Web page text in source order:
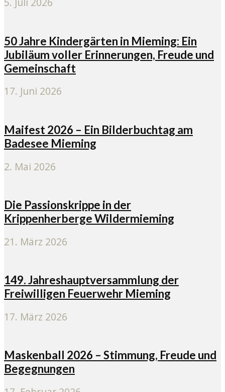
50 Jahre Kindergärten in Mieming: Ein
Jubiläum voller Erinnerungen, Freude und
Gemeinschaft
17. Juni 2026
Maifest 2026 – Ein Bilderbuchtag am
Badesee Mieming
2. Mai 2026
Die Passionskrippe in der
Krippenherberge Wildermieming
21. März 2026
149. Jahreshauptversammlung der
Freiwilligen Feuerwehr Mieming
17. März 2026
Maskenball 2026 – Stimmung, Freude und
Begegnungen